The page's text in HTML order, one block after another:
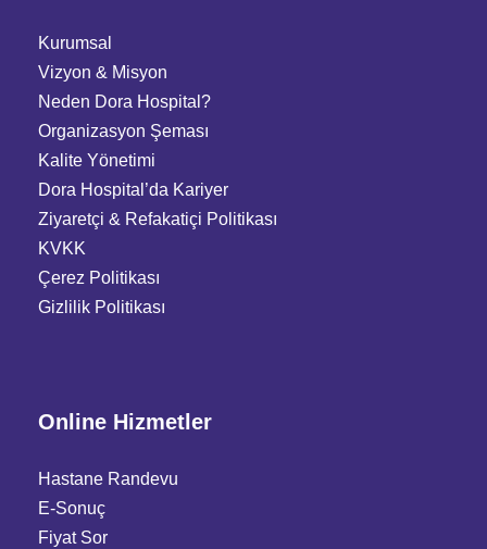
Kurumsal
Vizyon & Misyon
Neden Dora Hospital?
Organizasyon Şeması
Kalite Yönetimi
Dora Hospital’da Kariyer
Ziyaretçi & Refakatiçi Politikası
KVKK
Çerez Politikası
Gizlilik Politikası
Online Hizmetler
Hastane Randevu
E-Sonuç
Fiyat Sor